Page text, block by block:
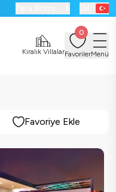
Kiralık Villalar
0
FavorilerMenü
Favoriye Ekle